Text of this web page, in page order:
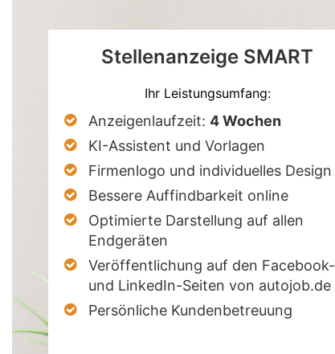
Stellenanzeige SMART
Ihr Leistungsumfang:
Anzeigenlaufzeit: 4 Wochen
KI-Assistent und Vorlagen
Firmenlogo und individuelles Design
Bessere Auffindbarkeit online
Optimierte Darstellung auf allen
Endgeräten
Veröffentlichung auf den Facebook-
und LinkedIn-Seiten von autojob.de
Persönliche Kundenbetreuung